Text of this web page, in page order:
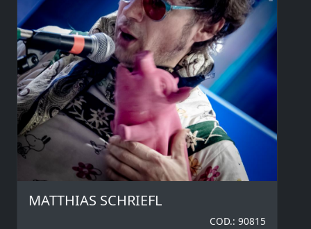
MATTHIAS SCHRIEFL
COD.: 90815